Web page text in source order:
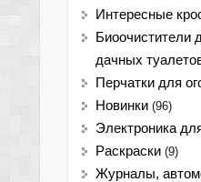
Интересные
Биоочистители
дачных
Перчатки для
Новинки (96)
Электроника
Раскраски (9)
Журналы,